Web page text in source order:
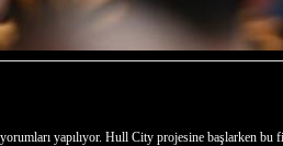
yapılıyor. Hull City projesine